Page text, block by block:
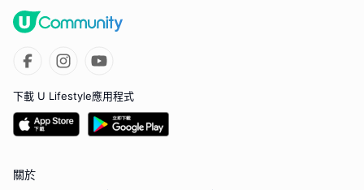
下載 U Lifestyle應用程式
關於